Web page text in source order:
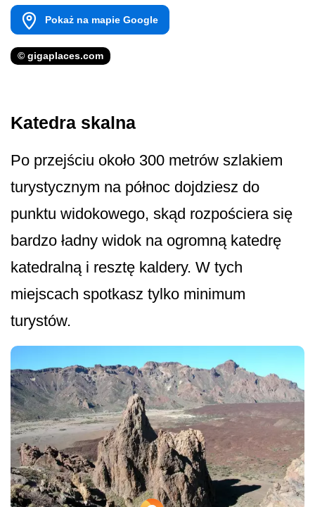
Pokaż na mapie Google
© gigaplaces.com
Katedra skalna
Po przejściu około 300 metrów szlakiem
turystycznym na północ dojdziesz do
punktu widokowego, skąd rozpościera się
bardzo ładny widok na ogromną katedrę
katedralną i resztę kaldery. W tych
miejscach spotkasz tylko minimum
turystów.